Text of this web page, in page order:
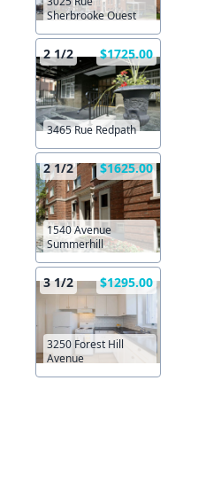
Sherbrooke Ouest
2 1/2 $1725.00
3465 Rue Redpath
2 1/2 $1625.00
1540 Avenue
Summerhill
3 1/2 $1295.00
3250 Forest Hill
Avenue